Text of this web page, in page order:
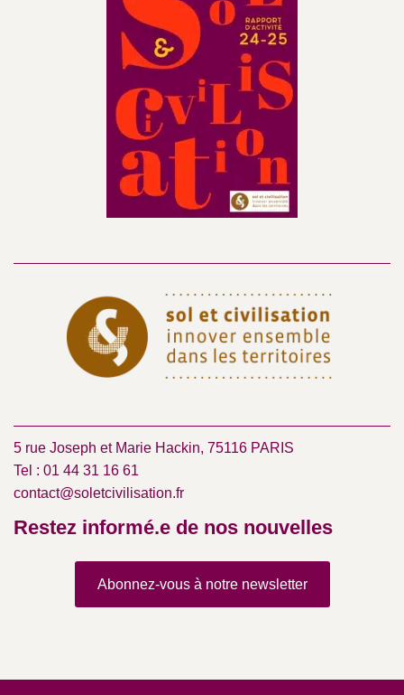
5 rue Joseph et Marie Hackin, 75116 PARIS
Tel : 01 44 31 16 61
contact@soletcivilisation.fr
Restez informé.e de nos nouvelles
Abonnez-vous à notre newsletter